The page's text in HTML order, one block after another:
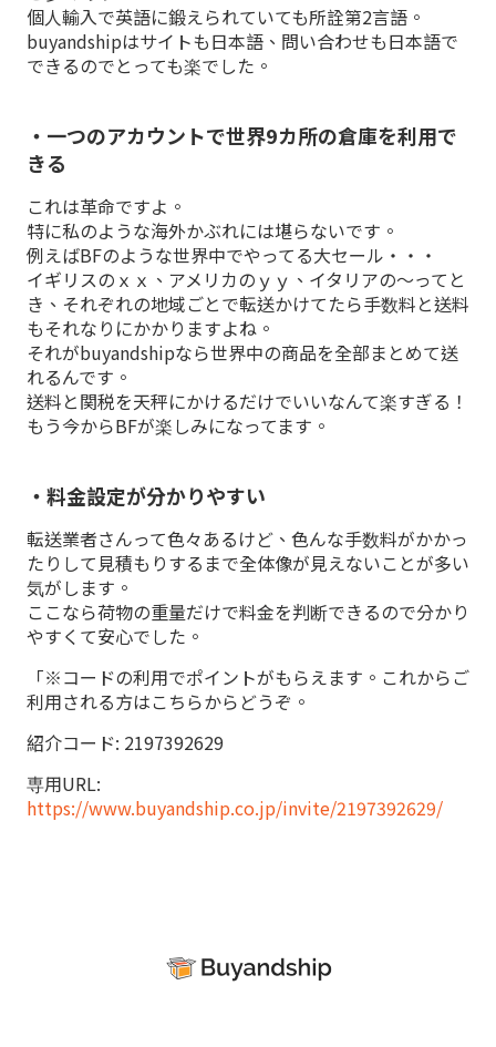
個人輸入で英語に鍛えられていても所詮第2言語。
buyandshipはサイトも日本語、問い合わせも日本語で
できるのでとっても楽でした。
・一つのアカウントで世界9カ所の倉庫を利用で
きる
これは革命ですよ。
特に私のような海外かぶれには堪らないです。
例えばBFのような世界中でやってる大セール・・・
イギリスのｘｘ、アメリカのｙｙ、イタリアの〜ってと
き、それぞれの地域ごとで転送かけてたら手数料と送料
もそれなりにかかりますよね。
それがbuyandshipなら世界中の商品を全部まとめて送
れるんです。
送料と関税を天秤にかけるだけでいいなんて楽すぎる！
もう今からBFが楽しみになってます。
・料金設定が分かりやすい
転送業者さんって色々あるけど、色んな手数料がかかっ
たりして見積もりするまで全体像が見えないことが多い
気がします。
ここなら荷物の重量だけで料金を判断できるので分かり
やすくて安心でした。
「※コードの利用でポイントがもらえます。これからご
利用される方はこちらからどうぞ。
紹介コード: 2197392629
専用URL:
https://www.buyandship.co.jp/invite/2197392629/